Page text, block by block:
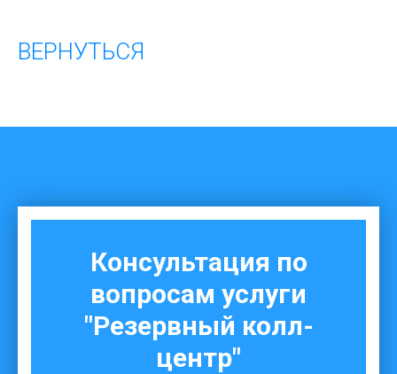
ВЕРНУТЬСЯ
Консультация по
вопросам услуги
"Резервный колл-
центр"